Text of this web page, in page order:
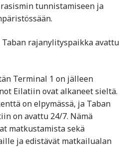
tunnistamiseen ja
rajanylityspaikka avattu
Terminal 1 on jälleen
Eilatiin ovat alkaneet sieltä.
on elpymässä, ja Taban
on avattu 24/7. Nämä
matkustamista sekä
ja edistävät matkailualan